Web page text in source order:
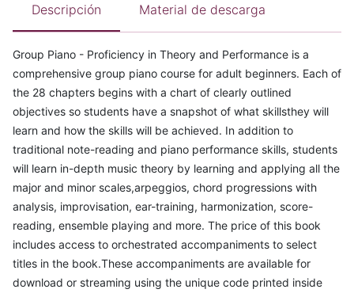
Descripción Material de descarga
Group Piano - Proficiency in Theory and Performance is a
comprehensive group piano course for adult beginners. Each of
the 28 chapters begins with a chart of clearly outlined
objectives so students have a snapshot of what skillsthey will
learn and how the skills will be achieved. In addition to
traditional note-reading and piano performance skills, students
will learn in-depth music theory by learning and applying all the
major and minor scales,arpeggios, chord progressions with
analysis, improvisation, ear-training, harmonization, score-
reading, ensemble playing and more. The price of this book
includes access to orchestrated accompaniments to select
titles in the book.These accompaniments are available for
download or streaming using the unique code printed inside